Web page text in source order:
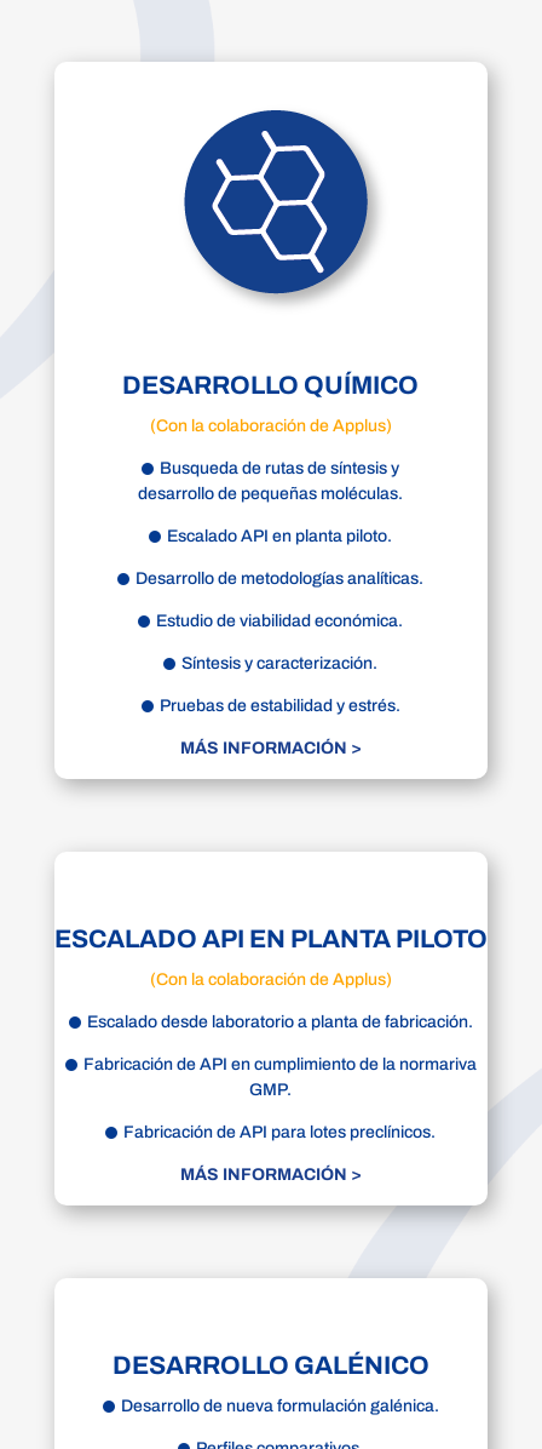
DESARROLLO QUÍMICO
(Con la colaboración de Applus)
Busqueda de rutas de síntesis y
desarrollo de pequeñas moléculas.
Escalado API en planta piloto.
Desarrollo de metodologías analíticas.
Estudio de viabilidad económica.
Síntesis y caracterización.
Pruebas de estabilidad y estrés.
MÁS INFORMACIÓN >
ESCALADO API EN PLANTA PILOTO
(Con la colaboración de Applus)
Escalado desde laboratorio a planta de fabricación.
Fabricación de API en cumplimiento de la normariva
GMP.
Fabricación de API para lotes preclínicos.
MÁS INFORMACIÓN >
DESARROLLO GALÉNICO
Desarrollo de nueva formulación galénica.